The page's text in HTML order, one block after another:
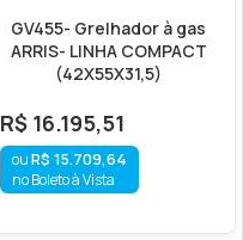
GV455- Grelhador à gas
ARRIS- LINHA COMPACT
(42X55X31,5)
R$16.195,51
R$ 15.709,64
no Boleto à Vista